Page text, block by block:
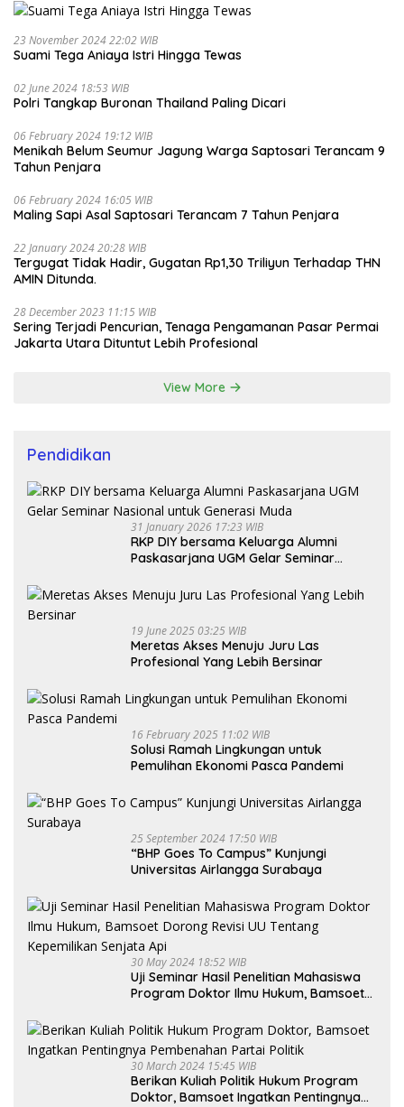
23 November 2024 22:02 WIB
Suami Tega Aniaya Istri Hingga Tewas
02 June 2024 18:53 WIB
Polri Tangkap Buronan Thailand Paling Dicari
06 February 2024 19:12 WIB
Menikah Belum Seumur Jagung Warga Saptosari Terancam 9
Tahun Penjara
06 February 2024 16:05 WIB
Maling Sapi Asal Saptosari Terancam 7 Tahun Penjara
22 January 2024 20:28 WIB
Tergugat Tidak Hadir, Gugatan Rp1,30 Triliyun Terhadap THN
AMIN Ditunda.
28 December 2023 11:15 WIB
Sering Terjadi Pencurian, Tenaga Pengamanan Pasar Permai
Jakarta Utara Dituntut Lebih Profesional
View More
Pendidikan
31 January 2026 17:23 WIB
RKP DIY bersama Keluarga Alumni
Paskasarjana UGM Gelar Seminar
19 June 2025 03:25 WIB
Meretas Akses Menuju Juru Las
Profesional Yang Lebih Bersinar
16 February 2025 11:02 WIB
Solusi Ramah Lingkungan untuk
Pemulihan Ekonomi Pasca Pandemi
25 September 2024 17:50 WIB
“BHP Goes To Campus” Kunjungi
Universitas Airlangga Surabaya
30 May 2024 18:52 WIB
Uji Seminar Hasil Penelitian Mahasiswa
Program Doktor Ilmu Hukum, Bamsoet
Senjata Api
30 March 2024 15:45 WIB
Berikan Kuliah Politik Hukum Program
Doktor, Bamsoet Ingatkan Pentingnya